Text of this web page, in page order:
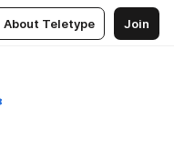
About Teletype Join